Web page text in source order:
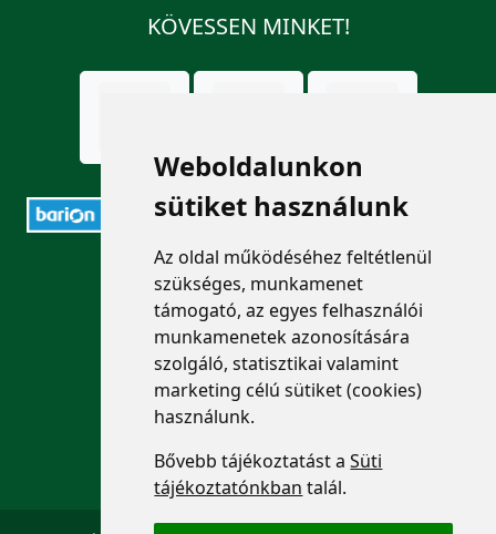
Weboldalunkon
sütiket használunk
Az oldal működéséhez feltétlenül
szükséges, munkamenet
támogató, az egyes felhasználói
munkamenetek azonosítására
szolgáló, statisztikai valamint
marketing célú sütiket (cookies)
használunk.
Bővebb tájékoztatást aSüti
tájékoztatónkban talál.
KÖVESSEN MINKET!
ELÉRHETŐSÉGEK
+36 1 880 7600
info@mprx.hu